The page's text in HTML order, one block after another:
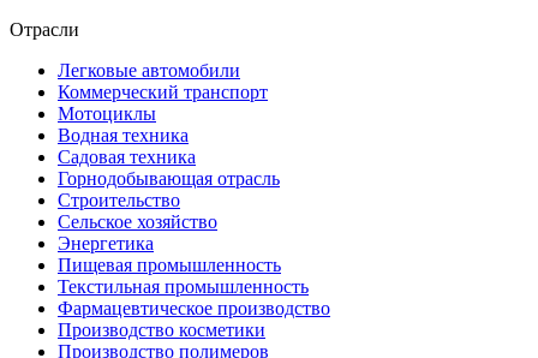
Отрасли
Легковые автомобили
Коммерческий транспорт
Мотоциклы
Водная техника
Садовая техника
Горнодобывающая отрасль
Строительство
Сельское хозяйство
Энергетика
Пищевая промышленность
Текстильная промышленность
Фармацевтическое производство
Производство косметики
Производство полимеров